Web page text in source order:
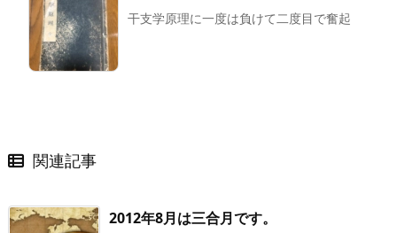
干支学原理に一度は負けて二度目で奮起
関連記事
2012年8月は三合月です。